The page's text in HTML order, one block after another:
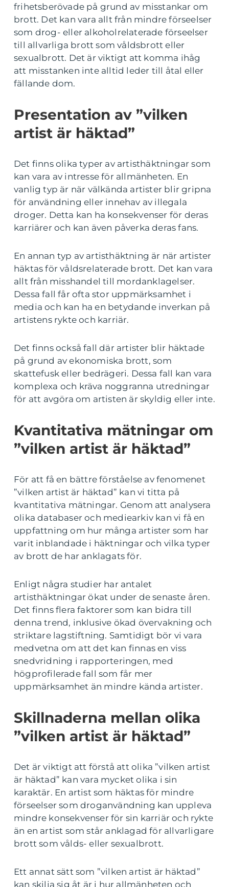
frihetsberövade på grund av misstankar om
brott. Det kan vara allt från mindre förseelser
som drog- eller alkoholrelaterade förseelser
till allvarliga brott som våldsbrott eller
sexualbrott. Det är viktigt att komma ihåg
att misstanken inte alltid leder till åtal eller
fällande dom.
Presentation av ”vilken
artist är häktad”
Det finns olika typer av artisthäktningar som
kan vara av intresse för allmänheten. En
vanlig typ är när välkända artister blir gripna
för användning eller innehav av illegala
droger. Detta kan ha konsekvenser för deras
karriärer och kan även påverka deras fans.
En annan typ av artisthäktning är när artister
häktas för våldsrelaterade brott. Det kan vara
allt från misshandel till mordanklagelser.
Dessa fall får ofta stor uppmärksamhet i
media och kan ha en betydande inverkan på
artistens rykte och karriär.
Det finns också fall där artister blir häktade
på grund av ekonomiska brott, som
skattefusk eller bedrägeri. Dessa fall kan vara
komplexa och kräva noggranna utredningar
för att avgöra om artisten är skyldig eller inte.
Kvantitativa mätningar om
”vilken artist är häktad”
För att få en bättre förståelse av fenomenet
”vilken artist är häktad” kan vi titta på
kvantitativa mätningar. Genom att analysera
olika databaser och mediearkiv kan vi få en
uppfattning om hur många artister som har
varit inblandade i häktningar och vilka typer
av brott de har anklagats för.
Enligt några studier har antalet
artisthäktningar ökat under de senaste åren.
Det finns flera faktorer som kan bidra till
denna trend, inklusive ökad övervakning och
striktare lagstiftning. Samtidigt bör vi vara
medvetna om att det kan finnas en viss
snedvridning i rapporteringen, med
högprofilerade fall som får mer
uppmärksamhet än mindre kända artister.
Skillnaderna mellan olika
”vilken artist är häktad”
Det är viktigt att förstå att olika ”vilken artist
är häktad” kan vara mycket olika i sin
karaktär. En artist som häktas för mindre
förseelser som droganvändning kan uppleva
mindre konsekvenser för sin karriär och rykte
än en artist som står anklagad för allvarligare
brott som vålds- eller sexualbrott.
Ett annat sätt som ”vilken artist är häktad”
kan skilja sig åt är i hur allmänheten och